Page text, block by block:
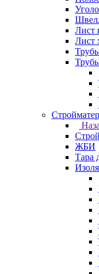
Лист
Лист
ЖБИ
Тара